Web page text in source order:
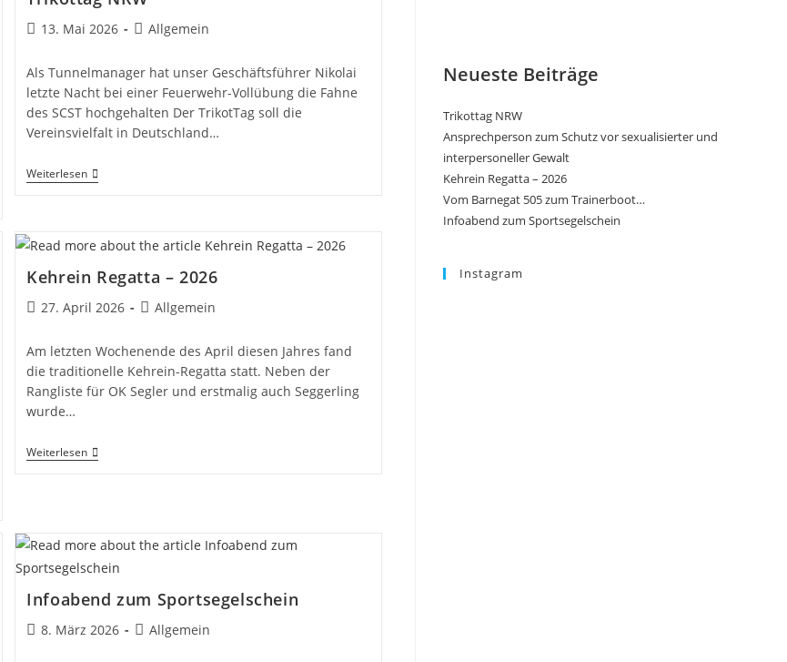
Beitrag
13. Mai 2026
Beitrags-
Allgemein
Als Tunnelmanager hat unser Geschäftsführer Nikolai
letzte Nacht bei einer Feuerwehr-Vollübung die Fahne
des SCST hochgehalten Der TrikotTag soll die
Vereinsvielfalt in Deutschland…
WeiterlesenTrikottag
NRW
Kehrein Regatta – 2026
Beitrag
27. April 2026
Beitrags-
Allgemein
Am letzten Wochenende des April diesen Jahres fand
die traditionelle Kehrein-Regatta statt. Neben der
Rangliste für OK Segler und erstmalig auch Seggerling
wurde…
WeiterlesenKehrein
Regatta
Infoabend zum Sportsegelschein
Beitrag
8. März 2026
Beitrags-
Allgemein
Neueste Beiträge
Trikottag NRW
Ansprechperson zum Schutz vor sexualisierter und
interpersoneller Gewalt
Kehrein Regatta – 2026
Vom Barnegat 505 zum Trainerboot…
Infoabend zum Sportsegelschein
Instagram